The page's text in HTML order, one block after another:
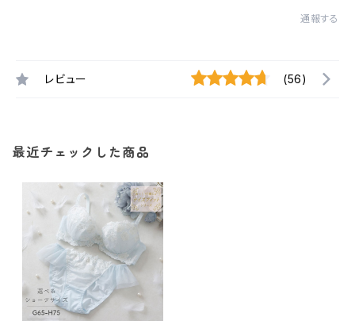
通報する
レビュー (56)
最近チェックした商品